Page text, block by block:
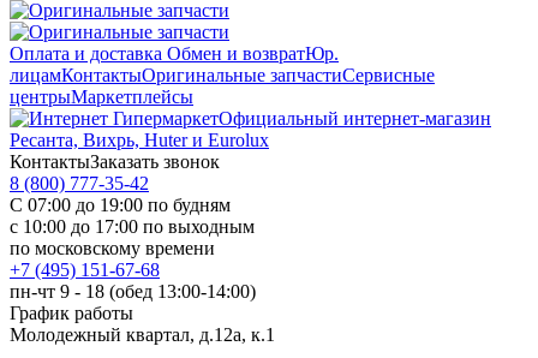
Оплата и доставка Обмен и возвратЮр.
лицамКонтактыОригинальные запчастиСервисные
центрыМаркетплейсы
Официальный интернет-магазин
Ресанта, Вихрь, Huter и Eurolux
КонтактыЗаказать звонок
8 (800) 777-35-42
С 07:00 до 19:00 по будням
с 10:00 до 17:00 по выходным
по московскому времени
+7 (495) 151-67-68
пн-чт 9 - 18 (обед 13:00-14:00)
График работы
Молодежный квартал, д.12а, к.1